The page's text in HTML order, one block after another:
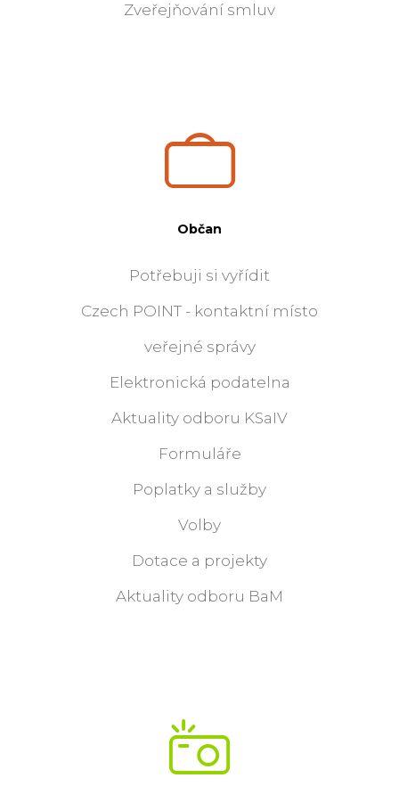
Zveřejňování smluv
Občan
Potřebuji si vyřídit
Czech POINT - kontaktní místo
veřejné správy
Elektronická podatelna
Aktuality odboru KSaIV
Formuláře
Poplatky a služby
Volby
Dotace a projekty
Aktuality odboru BaM